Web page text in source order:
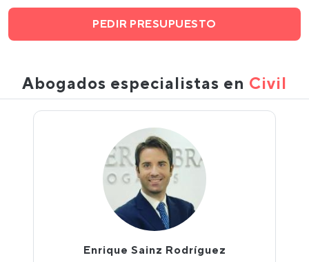
PEDIR PRESUPUESTO
Abogados especialistas en Civil
Enrique Sainz Rodríguez